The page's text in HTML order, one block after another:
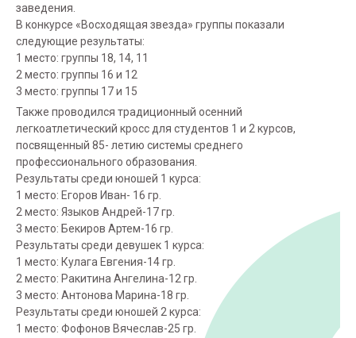
заведения.
В конкурсе «Восходящая звезда» группы показали
следующие результаты:
1 место: группы 18, 14, 11
2 место: группы 16 и 12
3 место: группы 17 и 15
Также проводился традиционный осенний
легкоатлетический кросс для студентов 1 и 2 курсов,
посвященный 85- летию системы среднего
профессионального образования.
Результаты среди юношей 1 курса:
1 место: Егоров Иван- 16 гр.
2 место: Языков Андрей-17 гр.
3 место: Бекиров Артем-16 гр.
Результаты среди девушек 1 курса:
1 место: Кулага Евгения-14 гр.
2 место: Ракитина Ангелина-12 гр.
3 место: Антонова Марина-18 гр.
Результаты среди юношей 2 курса:
1 место: Фофонов Вячеслав-25 гр.